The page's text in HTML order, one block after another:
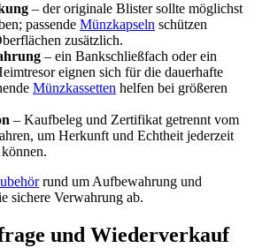
– der originale Blister sollte möglichst
passende Münzkapseln schützen
zusätzlich.
– ein Bankschließfach oder ein
eignen sich für die dauerhafte
Münzkassetten helfen bei größeren
– Kaufbeleg und Zertifikat getrennt vom
um Herkunft und Echtheit jederzeit
rund um Aufbewahrung und
sichere Verwahrung ab.
und Wiederverkauf